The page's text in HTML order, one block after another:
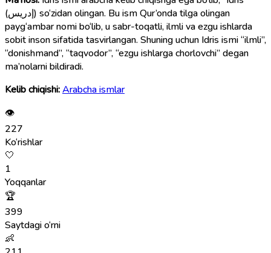
(إدريس) so‘zidan olingan. Bu ism Qur’onda tilga olingan
payg‘ambar nomi bo‘lib, u sabr-toqatli, ilmli va ezgu ishlarda
sobit inson sifatida tasvirlangan. Shuning uchun Idris ismi “ilmli”,
“donishmand”, “taqvodor”, “ezgu ishlarga chorlovchi” degan
ma’nolarni bildiradi.
Kelib chiqishi:Arabcha ismlar
👁
227
Ko‘rishlar
🤍
1
Yoqqanlar
🏆
399
Saytdagi o‘rni
👶